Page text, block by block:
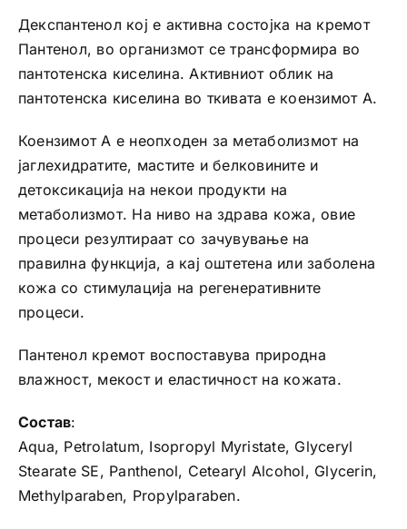
Декспантенол кој е активна состојка на кремот
Пантенол, во организмот се трансформира во
пантотенска киселина. Активниот облик на
пантотенска киселина во ткивата е коензимот А.
Коензимот А е неопходен за метаболизмот на
јаглехидратите, мастите и белковините и
детоксикација на некои продукти на
метаболизмот. На ниво на здрава кожа, овие
процеси резултираат со зачувување на
правилна функција, а кај оштетена или заболена
кожа со стимулација на регенеративните
процеси.
Пантенол кремот воспоставува природна
влажност, мекост и еластичност на кожата.
Состав:
Aqua, Petrolatum, Isopropyl Myristate, Glyceryl
Stearate SE, Panthenol, Cetearyl Alcohol, Glycerin,
Methylparaben, Propylparaben.